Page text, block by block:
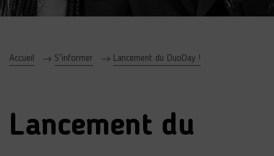
Accueil S'informer Lancement du DuoDay !
Lancement du